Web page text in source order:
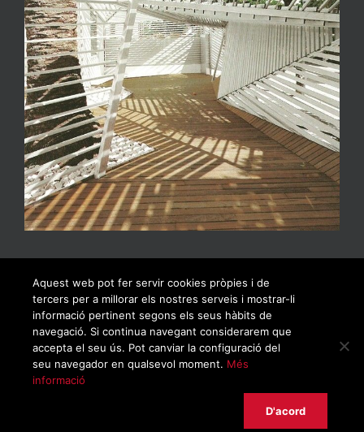
© Copyrigh 2019 | Todos los derechos reservados |
Aquest web pot fer servir cookies pròpies i de
tercers per a millorar els nostres serveis i mostrar-li
informació pertinent segons els seus hàbits de
navegació. Si continua navegant considerarem que
accepta el seu ús. Pot canviar la configuració del
seu navegador en qualsevol moment. Més
informació
D'acord